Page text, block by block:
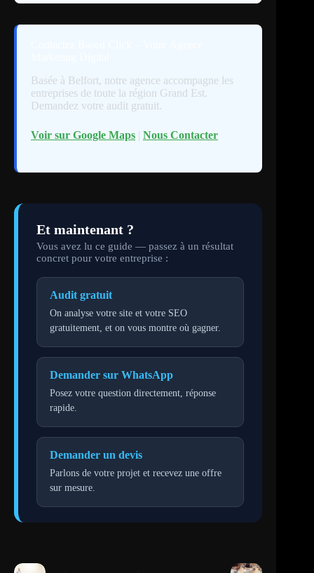
Basée à Belfort, notre agence accompagne les
entreprises de toute la région Grand Est.
Demandez votre audit gratuit.
Voir sur Google Maps | Nous Contacter
Et maintenant ?
Vous avez lu ce guide — passez à un résultat
concret pour votre entreprise :
Audit gratuit
On analyse votre site et votre SEO
gratuitement, et on vous montre où gagner.
Demander sur WhatsApp
Posez votre question directement, réponse
rapide.
Demander un devis
Parlons de votre projet et recevez une offre
sur mesure.